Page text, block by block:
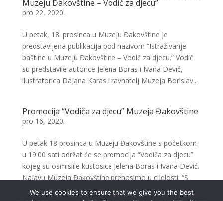
Muzeju Đakovštine – Vodič za djecu”
pro 22, 2020.
U petak, 18. prosinca u Muzeju Đakovštine je
predstavljena publikacija pod nazivom “Istraživanje
baštine u Muzeju Đakovštine – Vodič za djecu.” Vodič
su predstavile autorice Jelena Boras i Ivana Dević,
ilustratorica Dajana Karas i ravnatelj Muzeja Borislav...
Promocija “Vodiča za djecu” Muzeja Đakovštine
pro 16, 2020.
U petak 18 prosinca u Muzeju Đakovštine s početkom
u 19:00 sati održat će se promocija “Vodiča za djecu”
kojeg su osmislile kustosice Jelena Boras i Ivana Dević.
Najavu Muzeja Đakovštine prenosimo u cijelosti: “S
velikim veseljem najavljujemo...
We use cookies to ensure that we give you the best